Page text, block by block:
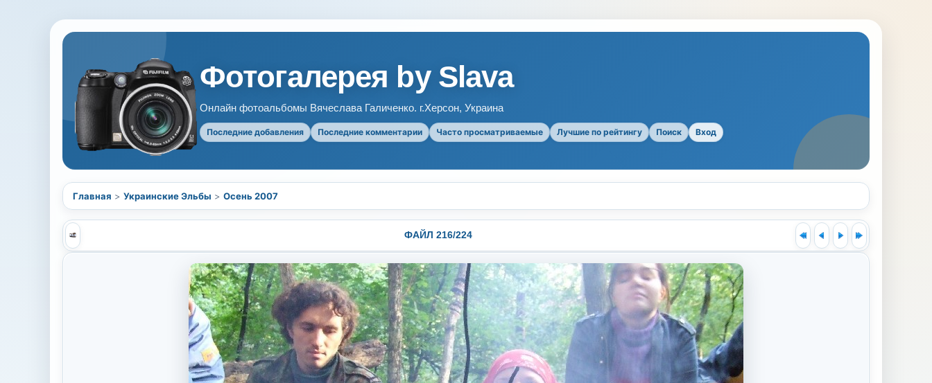
Фотогалерея by Slava
Онлайн фотоальбомы Вячеслава Галиченко. г.Херсон, Украина
Последние добавления Последние комментарии Часто просматриваемые Лучшие по рейтингу Поиск Вход
Главная > Украинские Эльбы > Осень 2007
ФАЙЛ 216/224